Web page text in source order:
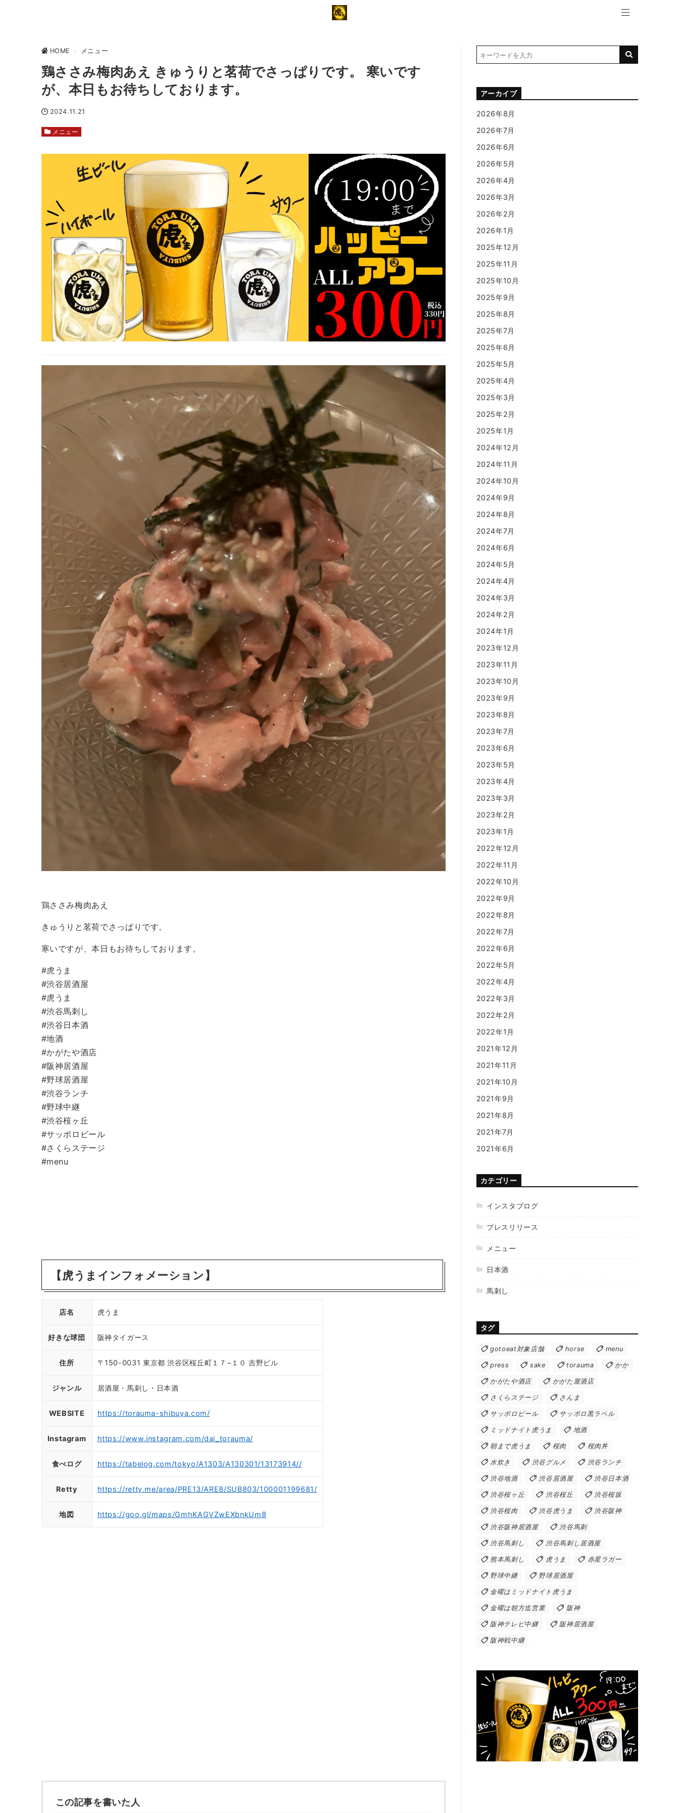
HOME > メニュー
鶏ささみ梅肉あえ きゅうりと茗荷でさっぱりです。 寒いです
が、本日もお待ちしております。
2024.11.21
メニュー
鶏ささみ梅肉あえ
きゅうりと茗荷でさっぱりです。
寒いですが、本日もお待ちしております。
#虎うま
#渋谷居酒屋
#虎うま
#渋谷馬刺し
#渋谷日本酒
#地酒
#かがたや酒店
#阪神居酒屋
#野球居酒屋
#渋谷ランチ
#野球中継
#渋谷桜ヶ丘
#サッポロビール
#さくらステージ
#menu
【虎うまインフォメーション】
店名 虎うま
好きな球団 阪神タイガース
住所 〒150-0031 東京都 渋谷区桜丘町１７−１０ 吉野ビル
ジャンル 居酒屋・馬刺し・日本酒
WEBSITE https://torauma-shibuya.com/
Instagram https://www.instagram.com/dai_torauma/
食べログ https://tabelog.com/tokyo/A1303/A130301/13173914//
Retty https://retty.me/area/PRE13/ARE8/SUB803/100001199681/
地図 https://goo.gl/maps/GmhKAGVZwEXbnkUm8
この記事を書いた人
アーカイブ
2026年8月
2026年7月
2026年6月
2026年5月
2026年4月
2026年3月
2026年2月
2026年1月
2025年12月
2025年11月
2025年10月
2025年9月
2025年8月
2025年7月
2025年6月
2025年5月
2025年4月
2025年3月
2025年2月
2025年1月
2024年12月
2024年11月
2024年10月
2024年9月
2024年8月
2024年7月
2024年6月
2024年5月
2024年4月
2024年3月
2024年2月
2024年1月
2023年12月
2023年11月
2023年10月
2023年9月
2023年8月
2023年7月
2023年6月
2023年5月
2023年4月
2023年3月
2023年2月
2023年1月
2022年12月
2022年11月
2022年10月
2022年9月
2022年8月
2022年7月
2022年6月
2022年5月
2022年4月
2022年3月
2022年2月
2022年1月
2021年12月
2021年11月
2021年10月
2021年9月
2021年8月
2021年7月
2021年6月
カテゴリー
インスタブログ
プレスリリース
メニュー
日本酒
馬刺し
タグ
gotoeat対象店舗 horse menu
press sake torauma かか
かがたや酒店 かがた屋酒店
さくらステージ さんま
サッポロビール サッポロ黒ラベル
ミッドナイト虎うま 地酒
朝まで虎うま 桜肉 桜肉丼
水炊き 渋谷グルメ 渋谷ランチ
渋谷地酒 渋谷居酒屋 渋谷日本酒
渋谷桜ヶ丘 渋谷桜丘 渋谷桜坂
渋谷桜肉 渋谷虎うま 渋谷阪神
渋谷阪神居酒屋 渋谷馬刺
渋谷馬刺し 渋谷馬刺し居酒屋
熊本馬刺し 虎うま 赤星ラガー
野球中継 野球居酒屋
金曜はミッドナイト虎うま
金曜は朝方迄営業 阪神
阪神テレビ中継 阪神居酒屋
阪神戦中継